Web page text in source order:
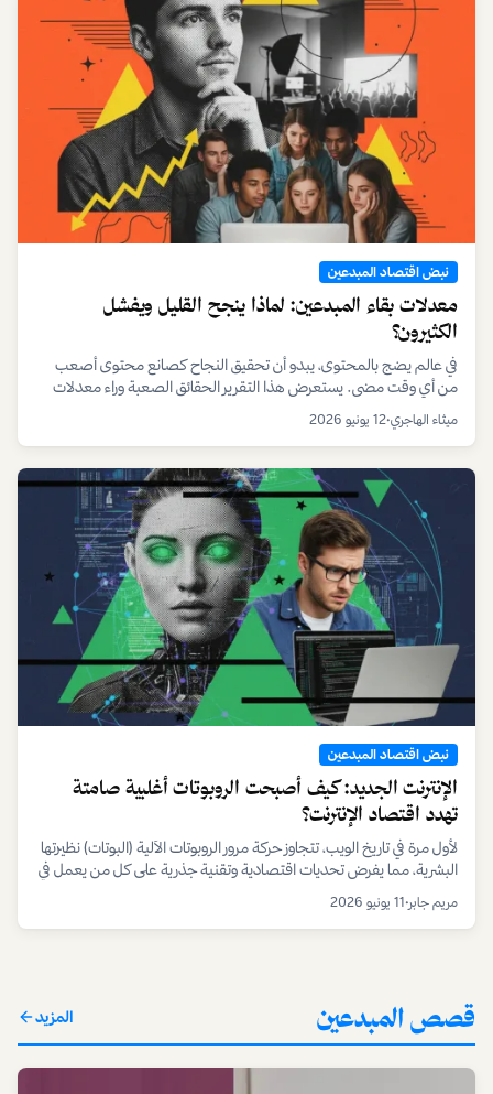
نبض اقتصاد المبدعين
معدلات بقاء المبدعين: لماذا ينجح القليل ويفشل
الكثيرون؟
في عالم يضج بالمحتوى، يبدو أن تحقيق النجاح كصانع محتوى أصعب
من أي وقت مضى. يستعرض هذا التقرير الحقائق الصعبة وراء معدلات
والمشروع المستدام.
ميثاء الهاجري•12 يونيو 2026
نبض اقتصاد المبدعين
الإنترنت الجديد: كيف أصبحت الروبوتات أغلبية صامتة
تهدد اقتصاد الإنترنت؟
لأول مرة في تاريخ الويب، تتجاوز حركة مرور الروبوتات الآلية (البوتات) نظيرتها
البشرية، مما يفرض تحديات اقتصادية وتقنية جذرية على كل من يعمل في
مريم جابر•11 يونيو 2026
قصص المبدعين المزيد